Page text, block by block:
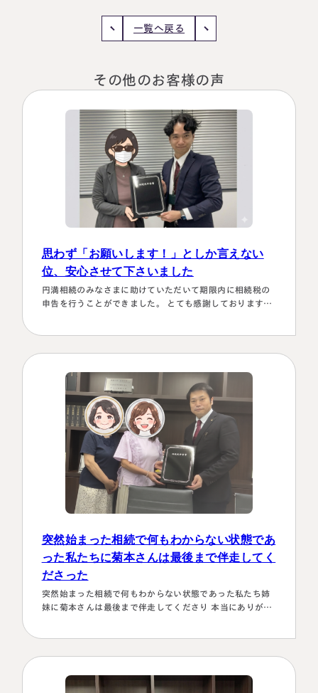
東京都港区南青山一丁目2番6号
ラティス青山スクエア2階
Access
〒530-0017
大阪府大阪市北区角田町8番47号
阪急グランドビル20階
Access
名古屋事務所
知県名古屋市中村区名駅三丁目28
名古屋ビルヂング25階
〒330-0854
埼玉県さいたま市大宮区桜木町一丁目
195番地1
大宮ソラミチKOZ4階
Access
一覧へ戻る
その他のお客様の声
思わず「お願いします！」としか言えない
位、安心させて下さいました
円満相続のみなさまに助けていただいて期限内に相続税の
申告を行うことができました。 とても感謝しております。
い！！と、私も思わず「お願いします！」としか言えない
突然始まった相続で何もわからない状態であ
った私たちに菊本さんは最後まで伴走してく
ださった
突然始まった相続で何もわからない状態であった私たち姉
妹に菊本さんは最後まで伴走してくださり 本当にありがた
ルでも電話 すぐに教えてくださり、無事納税を済ませるこ
とができほっとしていま…